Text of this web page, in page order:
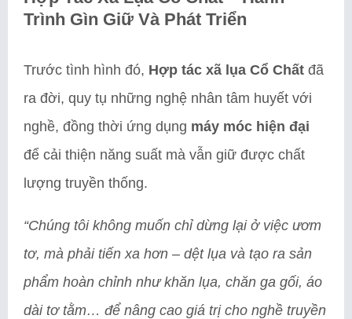
Trình Gìn Giữ Và Phát Triển
Trước tình hình đó, Hợp tác xã lụa Cổ Chất đã
ra đời, quy tụ những nghệ nhân tâm huyết với
nghề, đồng thời ứng dụng máy móc hiện đại
để cải thiện năng suất mà vẫn giữ được chất
lượng truyền thống.
“Chúng tôi không muốn chỉ dừng lại ở việc ươm
tơ, mà phải tiến xa hơn – dệt lụa và tạo ra sản
phẩm hoàn chỉnh như khăn lụa, chăn ga gối, áo
dài tơ tằm… để nâng cao giá trị cho nghề truyền